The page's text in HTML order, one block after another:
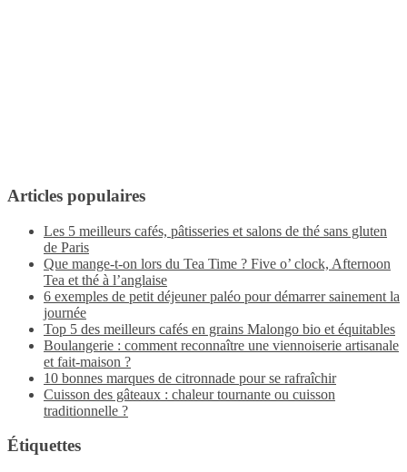
Articles populaires
Les 5 meilleurs cafés, pâtisseries et salons de thé sans gluten
de Paris
Que mange-t-on lors du Tea Time ? Five o’ clock, Afternoon
Tea et thé à l’anglaise
6 exemples de petit déjeuner paléo pour démarrer sainement la
journée
Top 5 des meilleurs cafés en grains Malongo bio et équitables
Boulangerie : comment reconnaître une viennoiserie artisanale
et fait-maison ?
10 bonnes marques de citronnade pour se rafraîchir
Cuisson des gâteaux : chaleur tournante ou cuisson
traditionnelle ?
Étiquettes